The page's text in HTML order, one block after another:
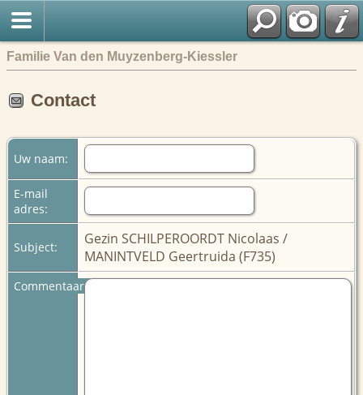
Familie Van den Muyzenberg-Kiessler
Contact
Uw naam:
E-mail
adres:
Subject:
Gezin SCHILPEROORDT Nicolaas /
MANINTVELD Geertruida (F735)
Commentaar: